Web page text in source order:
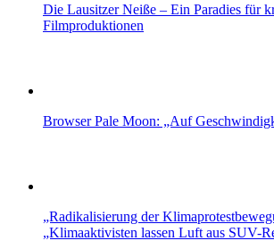
Die Lausitzer Neiße – Ein Paradies für
Filmproduktionen
Browser Pale Moon: „Auf
„Radikalisierung der
„Klimaaktivisten lassen Luft aus SUV-